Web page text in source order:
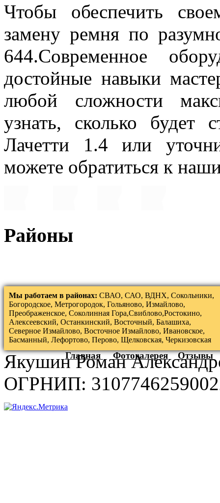
Чтобы обеспечить
замену ремня по
644.Современное
достойные навыки
любой сложности
узнать, сколько
Лачетти 1.4 или
можете обратиться к
Районы
Мы работаем в районах: СВАО, САО, ВДНХ, Сокольники,
Богородское, Метрогородок, Гольяново, Измайлово,
Преображенское, Соколинная Гора,Свиблово,Ростокино,
Алексеевский, Останкинский, Восточный, Балашиха,
Северное Измайлово, Восточное Измайлово, Ивановское,
Басманный, Лефортово, Перово, Щелковская, Черкизовская
Главная Фотогалерея Отзывы
Якушин Роман
ОГРНИП: